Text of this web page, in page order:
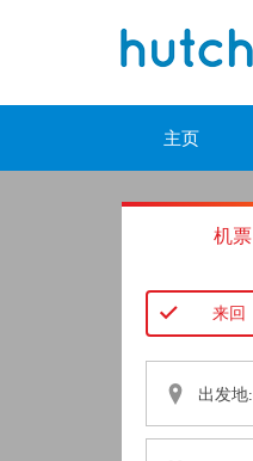
主页
机票
来回
出发地: